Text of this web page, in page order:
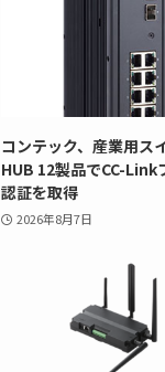
コンテック、産業用ス
HUB 12製品でCC-Link
認証を取得
2026年8月7日